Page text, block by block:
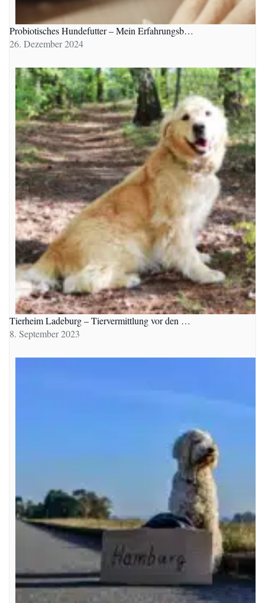
Probiotisches Hundefutter – Mein Erfahrungsb…
26. Dezember 2024
Tierheim Ladeburg – Tiervermittlung vor den …
8. September 2023